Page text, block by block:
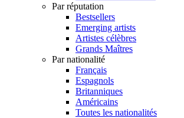
Par réputation
Bestsellers
Emerging artists
Artistes célèbres
Grands Maîtres
Par nationalité
Français
Espagnols
Britanniques
Américains
Toutes les nationalités